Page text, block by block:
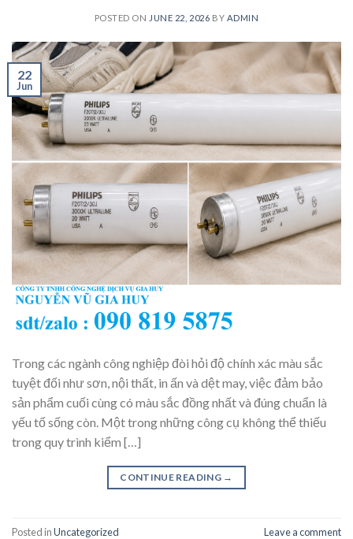
POSTED ON JUNE 22, 2026 BY ADMIN
22
Jun
Trong các ngành công nghiệp đòi hỏi độ chính xác màu sắc
tuyệt đối như sơn, nội thất, in ấn và dệt may, việc đảm bảo
sản phẩm cuối cùng có màu sắc đồng nhất và đúng chuẩn là
yếu tố sống còn. Một trong những công cụ không thể thiếu
trong quy trình kiểm […]
CONTINUE READING →
Posted inUncategorized Leave a comment